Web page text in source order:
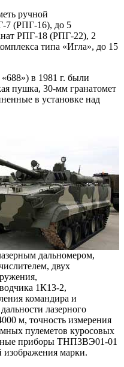
ручной
7 (РПГ-16), до 5
РПГ-18 (РПГ-22), 2
типа «Игла», до 15
в 1981 г. были
пушка, 30-мм гранатомет
в установке над
дальномером,
двух
1К13-2,
командира и
лазерного
м, точность измерения
пулеметов куросовых
приборы ТНП3ВЭ01-01
изображения марки.